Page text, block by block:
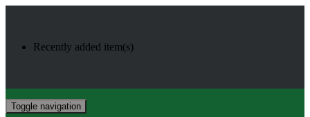
Recently added item(s)
Toggle navigation